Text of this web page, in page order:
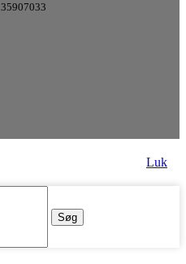
Luk
Søg